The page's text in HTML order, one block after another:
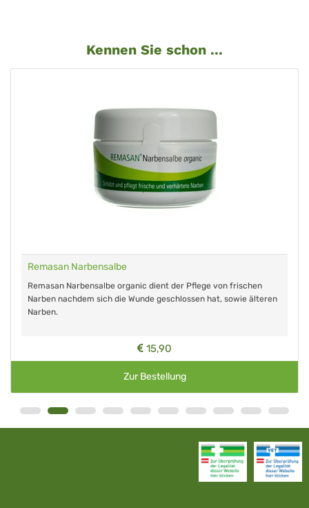
Kennen Sie schon ...
Remasan Narbensalbe
Remasan Narbensalbe organic dient der Pflege von frischen
Narben nachdem sich die Wunde geschlossen hat, sowie älteren
Narben.
15,90
Zur Bestellung